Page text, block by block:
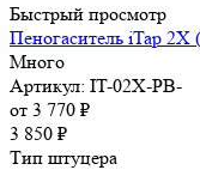
Быстрый просмотр
Пеногаситель iTap
Много
Артикул: IT-02X-PB-
от 3 770 ₽
3 850 ₽
Тип штуцера